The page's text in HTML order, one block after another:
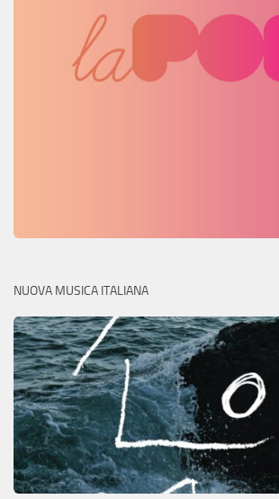
NUOVA MUSICA ITALIANA